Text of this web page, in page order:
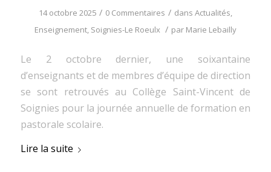
14 octobre 2025 / 0 Commentaires / dans Actualités,
Enseignement, Soignies-Le Roeulx / par Marie Lebailly
Le 2 octobre dernier, une soixantaine
d’enseignants et de membres d’équipe de direction
se sont retrouvés au Collège Saint-Vincent de
Soignies pour la journée annuelle de formation en
pastorale scolaire.
Lire la suite